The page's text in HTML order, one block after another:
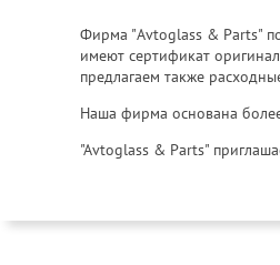
Фирма "Avtoglass & Parts"
имеют сертификат
предлагаем также
Наша фирма основана
"Avtoglass & Parts"